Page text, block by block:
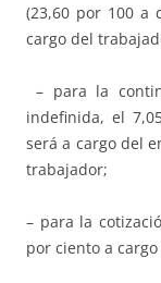
(23,60 por 100 a
cargo del
– para la
indefinida, el
será a cargo del
trabajador;
– para la
por ciento a